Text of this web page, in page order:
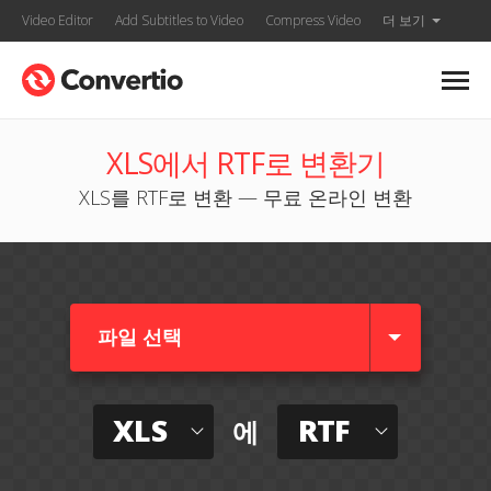
Video Editor Add Subtitles to Video Compress Video 더 보기
XLS에서 RTF로 변환기
XLS를 RTF로 변환 — 무료 온라인 변환
파일 선택
XLS 에 RTF